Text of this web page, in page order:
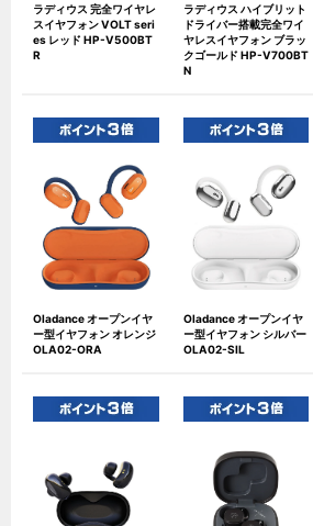
ラディウス 完全ワイヤレ
スイヤフォン VOLT seri
es レッド HP-V500BT
R
ラディウス ハイブリット
ドライバー搭載完全ワイ
ヤレスイヤフォン ブラッ
クゴールド HP-V700BT
N
Oladance オープンイヤ
ー型イヤフォン オレンジ
OLA02-ORA
Oladance オープンイヤ
ー型イヤフォン シルバー
OLA02-SIL